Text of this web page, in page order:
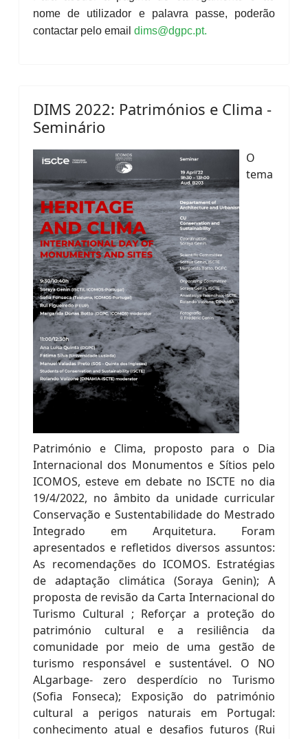
nome de utilizador e palavra passe, poderão
contactar pelo email dims@dgpc.pt.
DIMS 2022: Patrimónios e Clima -
Seminário
O
tema
Património e Clima, proposto para o Dia
Internacional dos Monumentos e Sítios pelo
ICOMOS, esteve em debate no ISCTE no dia
19/4/2022, no âmbito da unidade curricular
Conservação e Sustentabilidade do Mestrado
Integrado em Arquitetura. Foram
apresentados e refletidos diversos assuntos:
As recomendações do ICOMOS. Estratégias
de adaptação climática (Soraya Genin); A
proposta de revisão da Carta Internacional do
Turismo Cultural ; Reforçar a proteção do
património cultural e a resiliência da
comunidade por meio de uma gestão de
turismo responsável e sustentável. O NO
ALgarbage- zero desperdício no Turismo
(Sofia Fonseca); Exposição do património
cultural a perigos naturais em Portugal:
conhecimento atual e desafios futuros (Rui